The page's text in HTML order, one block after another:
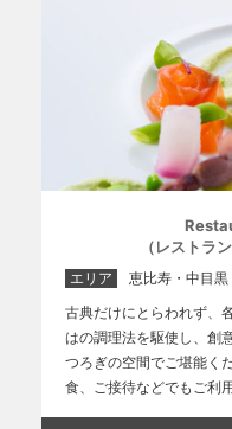
（レストラ
エリア
恵比寿・中目
古典だけにとらわれず、
はの調理法を駆使し、創
つろぎの空間でご堪能く
食、ご接待などでもご利